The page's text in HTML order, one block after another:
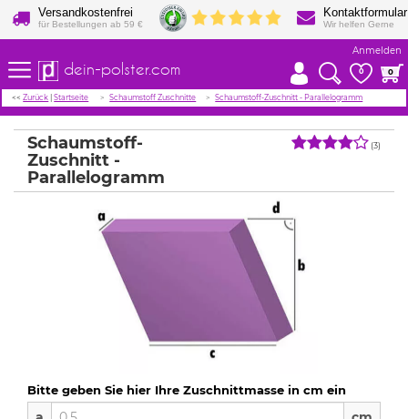
Versandkostenfrei
für Bestellungen ab 59 €
Kontaktformular
Wir helfen Gerne
dein-polster.com
Anmelden
0 0
<<Zurück |Startseite Schaumstoff Zuschnitte Schaumstoff-Zuschnitt - Parallelogramm
Schaumstoff-
Zuschnitt -
Parallelogramm
(3)
Bitte geben Sie hier Ihre Zuschnittmasse in cm ein